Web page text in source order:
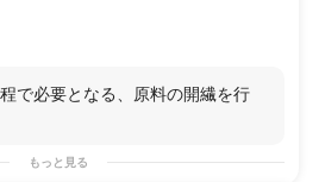
熱すると、融解に伴う吸熱ピー
。その他ポリマーの結晶化や硬
などの情報が得られます。
成推定
データから成分含有量や比率
で必要となる、原料の開繊を行
もっと見る